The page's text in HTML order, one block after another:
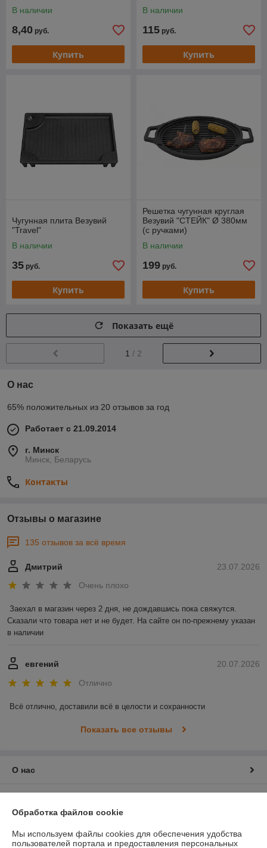
В наличии
8,40 руб.
Купить
В наличии
115 руб.
Купить
Чугунная плита Везувий
"Travel"
В наличии
35 руб.
Купить
Решетка чугунная круглая
Везувий "СТЕЙК" Ø 380мм
(с ручками)
В наличии
199 руб.
Купить
Показать ещё
1 / 2
О нас
65% положительных из 20 отзывов за год
Работает с 21.09.2014
г. Минск
Минск, Беларусь
Контакты
Отзывы о магазине
135 отзывов за всё время
23.07.2026
Дмитрий
Очень плохо
Заехал в магазин через 2 дня, не дождавшись пока свяжутся.
Сказали что товара нет и не будет. На сайте он по-прежнему указан
в наличии
20.07.2026
евгений
Отлично
Всё отлично, доставили всё в целости и сохранности
Показать все отзывы
О нас
Обработка файлов cookie
Мы используем файлы cookies для обеспечения удобства
пользователей портала и предоставления персональных